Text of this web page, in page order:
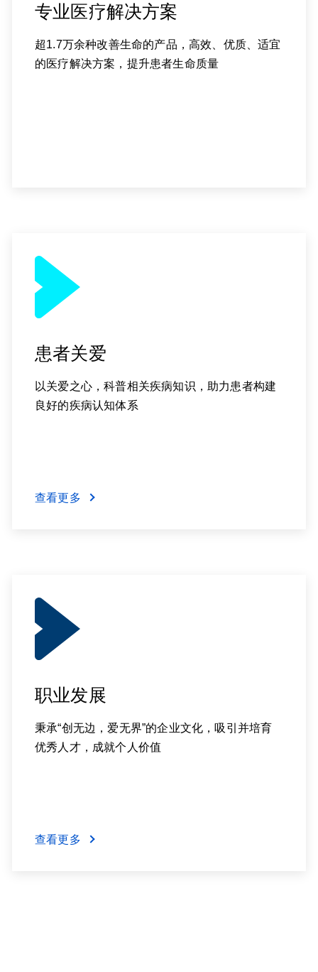
专业医疗解决方案
超1.7万余种改善生命的产品，高效、优质、适宜
的医疗解决方案，提升患者生命质量
患者关爱
以关爱之心，科普相关疾病知识，助力患者构建
良好的疾病认知体系
查看更多
职业发展
秉承“创无边，爱无界”的企业文化，吸引并培育
优秀人才，成就个人价值
查看更多